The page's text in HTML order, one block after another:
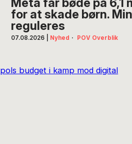
for at skade børn.
reguleres
07.08.2026 Nyhed · POV Overblik